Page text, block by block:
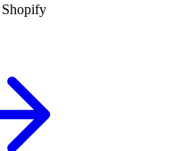
Shopify